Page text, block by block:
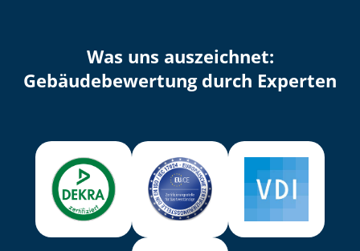
Was uns auszeichnet:
Ge­bäu­de­be­wer­tung durch Experten